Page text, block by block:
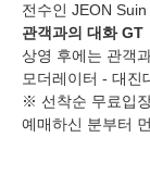
전수인 JEON
관객과의 대화 GT
상영 후에는 관객
모더레이터 - 대진
※ 선착순 무료입
예매하신 분부터